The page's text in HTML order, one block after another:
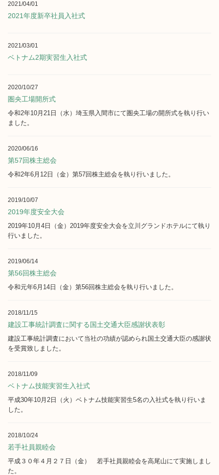
2021/04/01
2021年度新卒社員入社式
2021/03/01
ベトナム2期実習生入社式
2020/10/27
圏央工場開所式
令和2年10月21日（水）埼玉県入間市にて圏央工場の開所式を執り行い
ました。
2020/06/16
第57回株主総会
令和2年6月12日（金）第57回株主総会を執り行いました。
2019/10/07
2019年度安全大会
2019年10月4日（金）2019年度安全大会を立川グランドホテルにて執り
行いました。
2019/06/14
第56回株主総会
令和元年6月14日（金）第56回株主総会を執り行いました。
2018/11/15
建設工事統計調査に関する国土交通大臣感謝状表彰
建設工事統計調査において当社の功績が認められ国土交通大臣の感謝状
を受賞致しました。
2018/11/09
ベトナム技能実習生入社式
平成30年10月2日（火）ベトナム技能実習生5名の入社式を執り行いま
した。
2018/10/24
若手社員親睦会
平成３０年４月２７日（金） 若手社員親睦会を高尾山にて実施しまし
た。